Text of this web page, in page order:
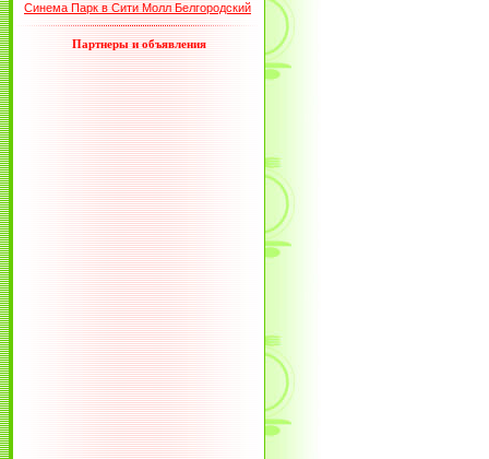
Синема Парк в Сити Молл Белгородский
Партнеры и объявления